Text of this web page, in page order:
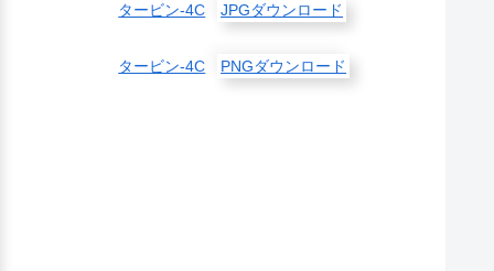
タービン-4C JPGダウンロード
タービン-4C PNGダウンロード